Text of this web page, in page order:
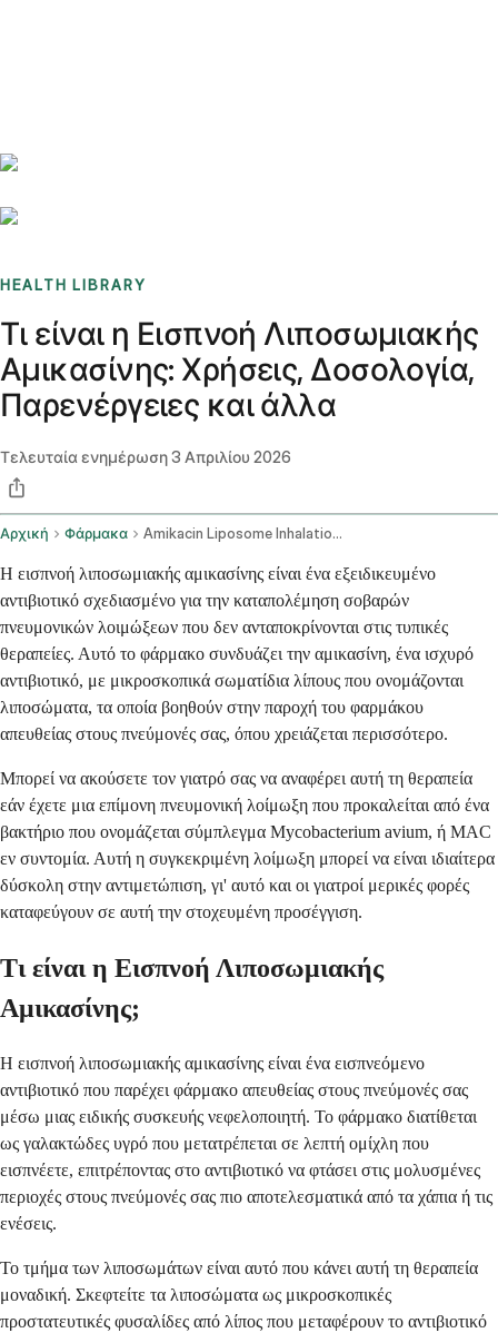
HEALTH LIBRARY
Τι είναι η Εισπνοή Λιποσωμιακής
Αμικασίνης: Χρήσεις, Δοσολογία,
Παρενέργειες και άλλα
Τελευταία ενημέρωση3 Απριλίου 2026
Αρχική Φάρμακα Amikacin Liposome Inhalation Route
Η εισπνοή λιποσωμιακής αμικασίνης είναι ένα εξειδικευμένο
αντιβιοτικό σχεδιασμένο για την καταπολέμηση σοβαρών
πνευμονικών λοιμώξεων που δεν ανταποκρίνονται στις τυπικές
θεραπείες. Αυτό το φάρμακο συνδυάζει την αμικασίνη, ένα ισχυρό
αντιβιοτικό, με μικροσκοπικά σωματίδια λίπους που ονομάζονται
λιποσώματα, τα οποία βοηθούν στην παροχή του φαρμάκου
απευθείας στους πνεύμονές σας, όπου χρειάζεται περισσότερο.
Μπορεί να ακούσετε τον γιατρό σας να αναφέρει αυτή τη θεραπεία
εάν έχετε μια επίμονη πνευμονική λοίμωξη που προκαλείται από ένα
βακτήριο που ονομάζεται σύμπλεγμα Mycobacterium avium, ή MAC
εν συντομία. Αυτή η συγκεκριμένη λοίμωξη μπορεί να είναι ιδιαίτερα
δύσκολη στην αντιμετώπιση, γι' αυτό και οι γιατροί μερικές φορές
καταφεύγουν σε αυτή την στοχευμένη προσέγγιση.
Τι είναι η Εισπνοή Λιποσωμιακής
Αμικασίνης;
Η εισπνοή λιποσωμιακής αμικασίνης είναι ένα εισπνεόμενο
αντιβιοτικό που παρέχει φάρμακο απευθείας στους πνεύμονές σας
μέσω μιας ειδικής συσκευής νεφελοποιητή. Το φάρμακο διατίθεται
ως γαλακτώδες υγρό που μετατρέπεται σε λεπτή ομίχλη που
εισπνέετε, επιτρέποντας στο αντιβιοτικό να φτάσει στις μολυσμένες
περιοχές στους πνεύμονές σας πιο αποτελεσματικά από τα χάπια ή τις
ενέσεις.
Το τμήμα των λιποσωμάτων είναι αυτό που κάνει αυτή τη θεραπεία
μοναδική. Σκεφτείτε τα λιποσώματα ως μικροσκοπικές
προστατευτικές φυσαλίδες από λίπος που μεταφέρουν το αντιβιοτικό